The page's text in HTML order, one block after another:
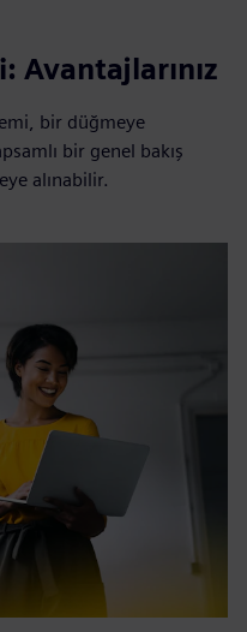
Avantajlarınız
bir düğmeye
bir genel bakış
alınabilir.